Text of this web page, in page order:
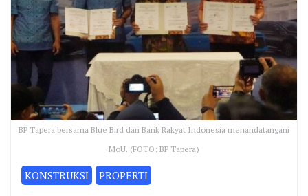
BP Tapera bersama Blue Bird dan Bank Rakyat Indonesia menandatangani
MoU. (FOTO: BP Tapera)
KONSTRUKSI PROPERTI